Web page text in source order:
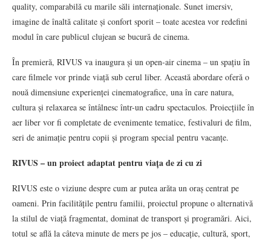
quality, comparabilă cu marile săli internaționale. Sunet imersiv,
imagine de înaltă calitate și confort sporit – toate acestea vor redefini
modul în care publicul clujean se bucură de cinema.
În premieră, RIVUS va inaugura și un open-air cinema – un spațiu în
care filmele vor prinde viață sub cerul liber. Această abordare oferă o
nouă dimensiune experienței cinematografice, una în care natura,
cultura și relaxarea se întâlnesc într-un cadru spectaculos. Proiecțiile în
aer liber vor fi completate de evenimente tematice, festivaluri de film,
seri de animație pentru copii și program special pentru vacanțe.
RIVUS – un proiect adaptat pentru viața de zi cu zi
RIVUS este o viziune despre cum ar putea arăta un oraș centrat pe
oameni. Prin facilitățile pentru familii, proiectul propune o alternativă
la stilul de viață fragmentat, dominat de transport și programări. Aici,
totul se află la câteva minute de mers pe jos – educație, cultură, sport,